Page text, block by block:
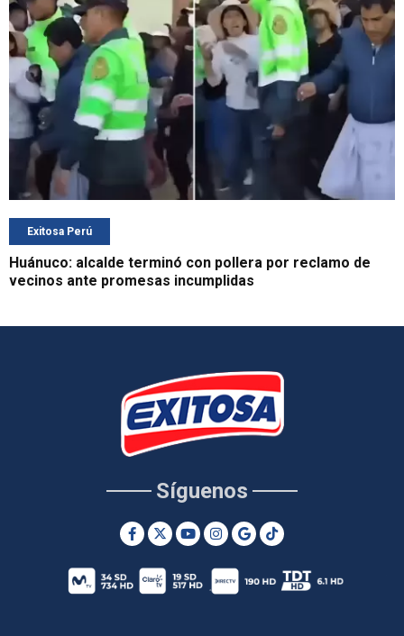
Exitosa Perú
Huánuco: alcalde terminó con pollera por reclamo de
vecinos ante promesas incumplidas
Síguenos